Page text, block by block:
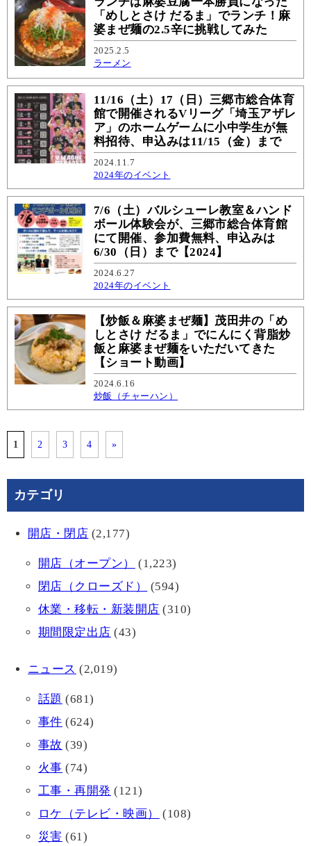
「めしとさけ だるま」でランチ！麻
婆まぜ麺の2.5辛に挑戦してみた
2025.2.5
ラーメン
11/16（土）17（日）三郷市総合体育
館で開催されるVリーグ「埼玉アザレ
ア」のホームゲームに小中学生が無
料招待、申込みは11/15（金）まで
2024.11.7
2024年のイベント
7/6（土）バルシューレ教室＆ハンド
ボール体験会が、三郷市総合体育館
にて開催、参加費無料、申込みは
6/30（日）まで【2024】
2024.6.27
2024年のイベント
【炒飯＆麻婆まぜ麺】茂田井の「め
しとさけ だるま」でにんにく背脂炒
飯と麻婆まぜ麺をいただいてきた
【ショート動画】
2024.6.16
炒飯（チャーハン）
1 2 3 4 »
カテゴリ
開店・閉店 (2,177)
開店（オープン）
(1,223)
閉店（クローズド）
(594)
休業・移転・新装開店 (310)
期間限定出店 (43)
ニュース (2,019)
話題 (681)
事件 (624)
事故 (39)
火事 (74)
工事・再開発 (121)
ロケ（テレビ・映画）
(108)
災害 (61)